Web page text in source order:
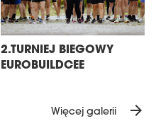
2.TURNIEJ BIEGOWY
EUROBUILDCEE
Więcej galerii arrow_forward